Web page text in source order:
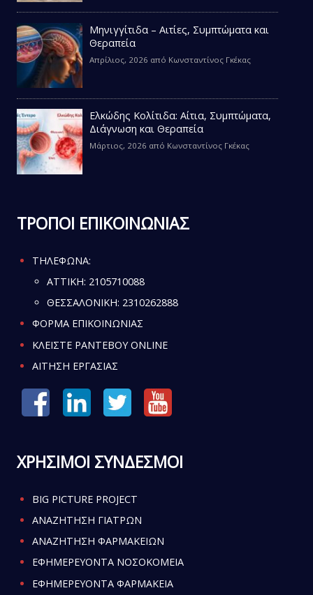
Μηνιγγίτιδα – Αιτίες, Συμπτώματα και
Θεραπεία
Απρίλιος, 2026 από Κωνσταντίνος Γκέκας
Ελκώδης Κολίτιδα: Αίτια, Συμπτώματα,
Διάγνωση και Θεραπεία
Μάρτιος, 2026 από Κωνσταντίνος Γκέκας
ΤΡΟΠΟΙ ΕΠΙΚΟΙΝΩΝΙΑΣ
ΤΗΛΕΦΩΝΑ:
ATTIKH: 2105710088
ΘΕΣΣΑΛΟΝΙΚΗ: 2310262888
ΦΟΡΜΑ ΕΠΙΚΟΙΝΩΝΙΑΣ
ΚΛΕΙΣΤΕ ΡΑΝΤΕΒΟΥ ONLINE
ΑΙΤΗΣΗ ΕΡΓΑΣΙΑΣ
ΧΡΗΣΙΜΟΙ ΣΥΝΔΕΣΜΟΙ
BIG PICTURE PROJECT
ΑΝΑΖΗΤΗΣΗ ΓΙΑΤΡΩΝ
ΑΝΑΖΗΤΗΣΗ ΦΑΡΜΑΚΕΙΩΝ
ΕΦΗΜΕΡΕΥΟΝΤΑ ΝΟΣΟΚΟΜΕΙΑ
ΕΦΗΜΕΡΕΥΟΝΤΑ ΦΑΡΜΑΚΕΙΑ